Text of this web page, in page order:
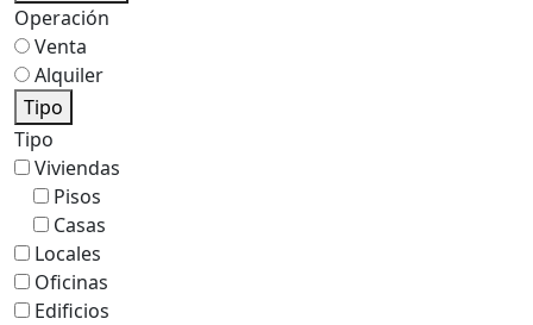
Operación
Venta
Alquiler
Tipo
Tipo
Viviendas
Pisos
Casas
Locales
Oficinas
Edificios